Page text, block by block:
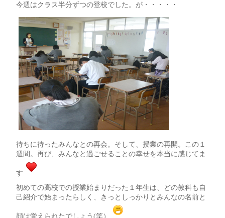
今週はクラス半分ずつの登校でした。が・・・・・
待ちに待ったみんなとの再会。そして、授業の再開。この１
週間。再び、みんなと過ごせることの幸せを本当に感じてま
す
初めての高校での授業始まりだった１年生は、どの教科も自
己紹介で始まったらしく、きっとしっかりとみんなの名前と
顔は覚えられたでしょう(笑）